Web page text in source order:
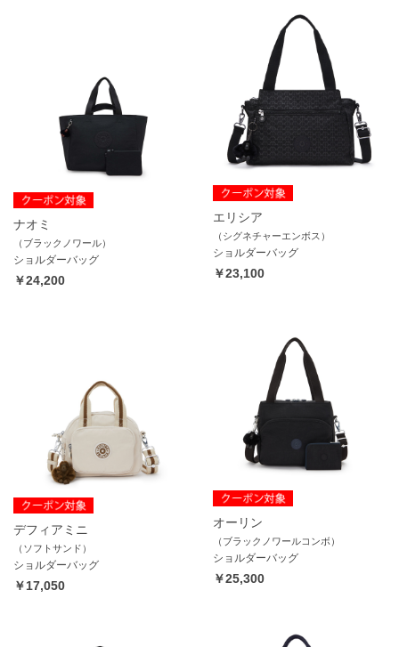
ナオミ
（ブラックノワール）
ショルダーバッグ
￥24,200
エリシア
（シグネチャーエンボス）
ショルダーバッグ
￥23,100
デフィアミニ
（ソフトサンド）
ショルダーバッグ
￥17,050
オーリン
（ブラックノワールコンボ）
ショルダーバッグ
￥25,300